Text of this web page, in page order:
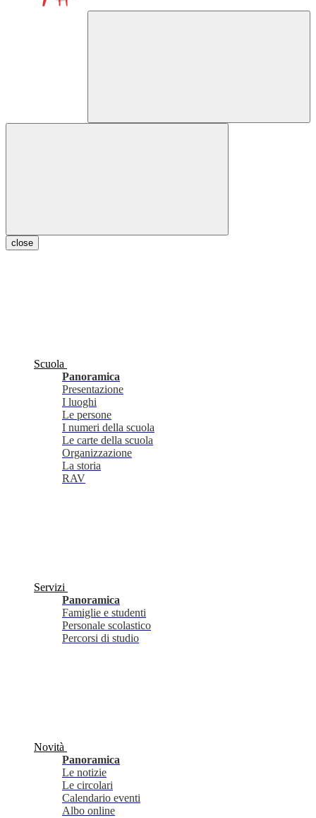
close
Scuola
Panoramica
Presentazione
I luoghi
Le persone
I numeri della scuola
Le carte della scuola
Organizzazione
La storia
RAV
Servizi
Panoramica
Famiglie e studenti
Personale scolastico
Percorsi di studio
Novità
Panoramica
Le notizie
Le circolari
Calendario eventi
Albo online